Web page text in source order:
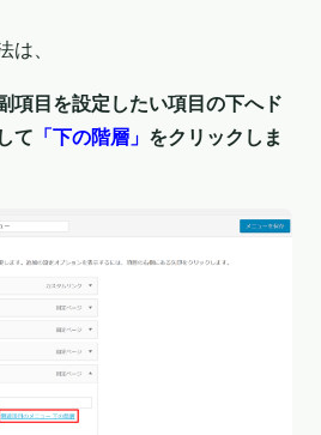
、
項目を設定したい項目の下へド
て 「下の階層」 をクリックしま